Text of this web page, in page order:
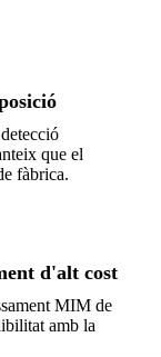
que el
fàbrica.
d'alt cost
MIM de
amb la